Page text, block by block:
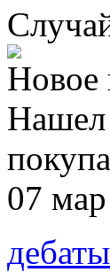
Новое
Нашел
07